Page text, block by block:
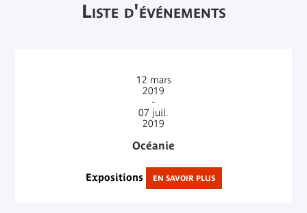
Liste d'événements
12 mars
2019
-
07 juil.
2019
Océanie
Expositions EN SAVOIR PLUS